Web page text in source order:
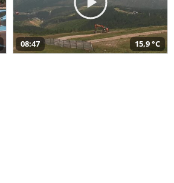
08:47 15,9 °C